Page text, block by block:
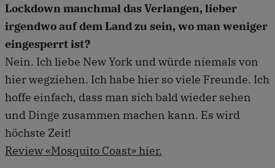
Lockdown manchmal das Verlangen, lieber
irgendwo auf dem Land zu sein, wo man weniger
eingesperrt ist?
Nein. Ich liebe New York und würde niemals von
hier wegziehen. Ich habe hier so viele Freunde. Ich
hoffe einfach, dass man sich bald wieder sehen
und Dinge zusammen machen kann. Es wird
höchste Zeit!
Review «Mosquito Coast» hier.